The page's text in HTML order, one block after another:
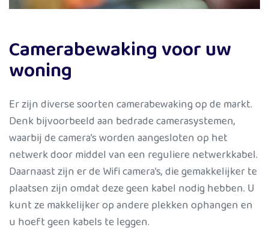
Camerabewaking voor uw
woning
Er zijn diverse soorten camerabewaking op de markt.
Denk bijvoorbeeld aan bedrade camerasystemen,
waarbij de camera’s worden aangesloten op het
netwerk door middel van een reguliere netwerkkabel.
Daarnaast zijn er de Wifi camera’s, die gemakkelijker te
plaatsen zijn omdat deze geen kabel nodig hebben. U
kunt ze makkelijker op andere plekken ophangen en
u hoeft geen kabels te leggen.